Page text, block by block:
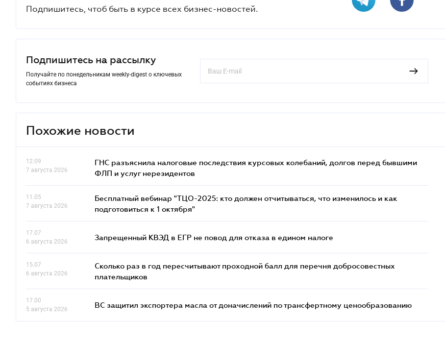
Подпишитесь, чтоб быть в курсе всех бизнес-новостей.
Подпишитесь на рассылку
Получайте по понедельникам weekly-digest о ключевых
событиях бизнеса
Похожие новости
12.09
7 августа 2026
ГНС разъяснила налоговые последствия курсовых колебаний, долгов перед бывшими
ФЛП и услуг нерезидентов
11.05
7 августа 2026
Бесплатный вебинар "ТЦО-2025: кто должен отчитываться, что изменилось и как
подготовиться к 1 октября"
17.07
6 августа 2026
Запрещенный КВЭД в ЕГР не повод для отказа в едином налоге
15.07
6 августа 2026
Сколько раз в год пересчитывают проходной балл для перечня добросовестных
плательщиков
17.00
5 августа 2026
ВС защитил экспортера масла от доначислений по трансфертному ценообразованию